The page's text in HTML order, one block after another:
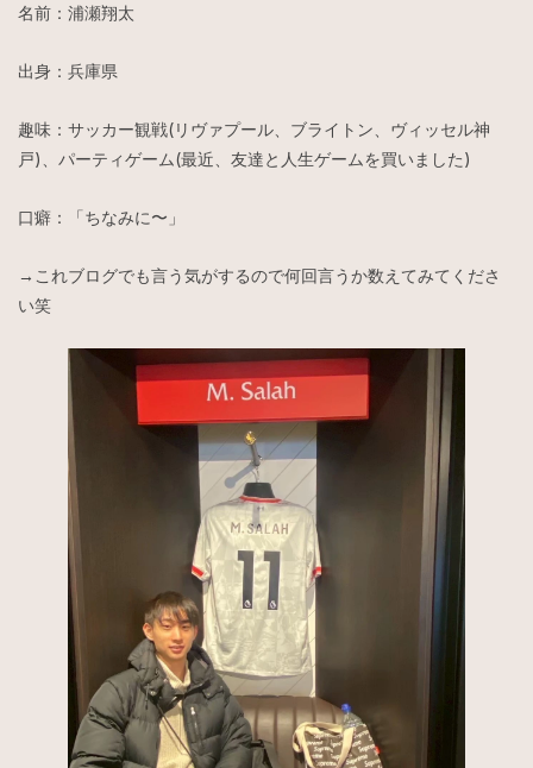
名前：浦瀬翔太
出身：兵庫県
趣味：サッカー観戦(リヴァプール、ブライトン、ヴィッセル神
戸)、パーティゲーム(最近、友達と人生ゲームを買いました)
口癖：「ちなみに〜」
→これブログでも言う気がするので何回言うか数えてみてくださ
い笑